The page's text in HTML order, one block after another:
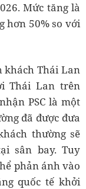
Mức tăng là
hơn 50% so với
khách Thái Lan
Thái Lan trên
PSC là một
đã được đưa
thường sẽ
sân bay. Tuy
phản ánh vào
quốc tế khởi